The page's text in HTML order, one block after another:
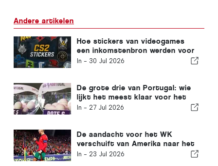
Andere artikelen
Hoe stickers van videogames
een inkomstenbron werden voor
esports-teams
In - 30 Jul 2026
De grote drie van Portugal: wie
lijkt het meest klaar voor het
nieuwe seizoen?
In - 27 Jul 2026
De aandacht voor het WK
verschuift van Amerika naar het
Iberisch Schiereiland
In - 23 Jul 2026